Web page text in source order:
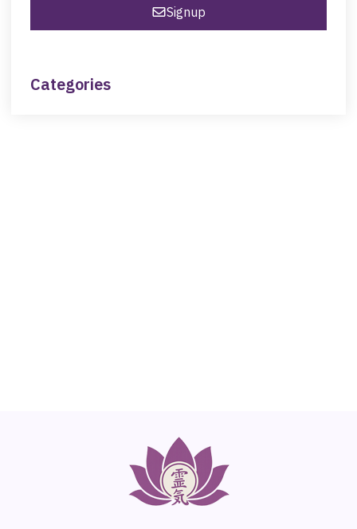
Signup
Categories